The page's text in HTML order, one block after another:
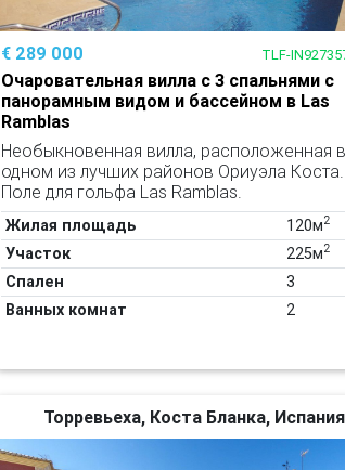
€ 289 000 TLF-
Очаровательная вилла с 3 спальнями с
панорамным видом и бассейном в Las
Ramblas
Необыкновенная вилла, расположенная в
одном из лучших районов Ориуэла Коста.
Поле для гольфа Las Ramblas.
Жилая площадь 120м2
Участок 225м2
Спален
3
Ванных комнат
2
Торревьеха, Коста Бланка, Испания